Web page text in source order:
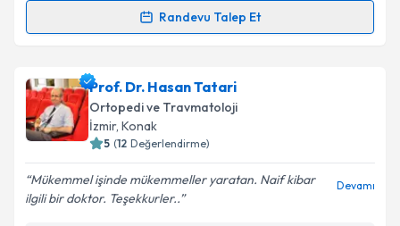
Takvim Talebini Gönder
Randevu Talep Et
Randevu Takvimi Talebi
Op. Dr. Yavuz Ünlüiçin randevu takvimi talebi
oluşturun. Size bu uzmandan randevu almanız için bir
takvim hazırlandığında e-posta ile bilgilendireceğiz.
Prof. Dr. Hasan Tatari
Ortopedi ve Travmatoloji
İzmir, Konak
5 (12 Değerlendirme)
Mükemmel işinde mükemmeller yaratan. Naif kibar
ilgili bir doktor. Teşekkurler..
Devamı